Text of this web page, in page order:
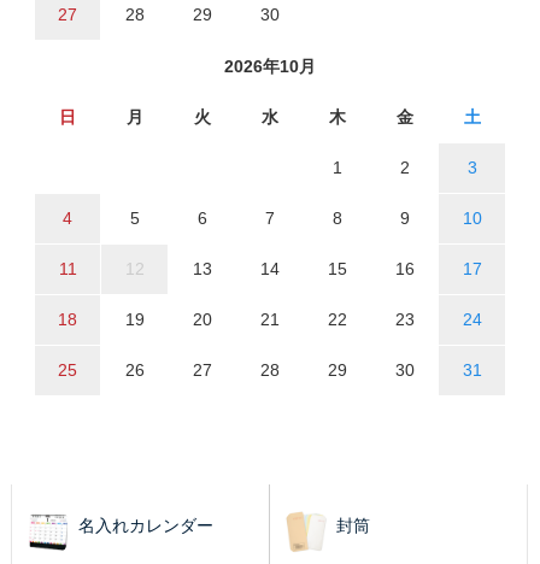
27 28 29 30
2026年10月
日 月 火 水 木 金 土
1 2 3
4 5 6 7 8 9 10
11 12 13 14 15 16 17
18 19 20 21 22 23 24
25 26 27 28 29 30 31
名入れカレンダー 封筒